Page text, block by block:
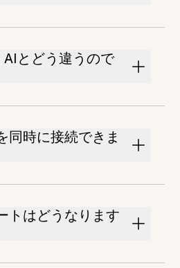
とどう違うので
同時に接続できま
トはどうなります